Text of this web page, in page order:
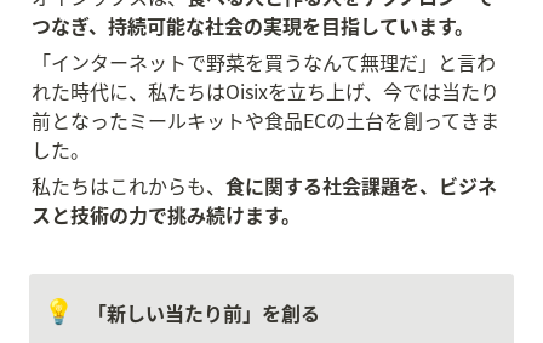
つなぎ、持続可能な社会の実現を目指しています。
「インターネットで野菜を買うなんて無理だ」と言わ
れた時代に、私たちはOisixを立ち上げ、今では当たり
前となったミールキットや食品ECの土台を創ってきま
した。
私たちはこれからも、 食に関する社会課題を、ビジネ
スと技術の力で挑み続けます。
💡 「新しい当たり前」を創る